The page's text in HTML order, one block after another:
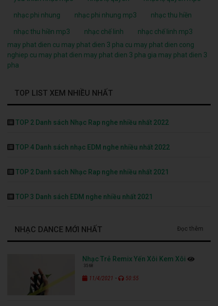
nhạc phi nhung nhạc phi nhung mp3 nhạc thu hiền
nhạc thu hiền mp3 nhạc chế linh
nhạc chế linh mp3
may phat dien cu may phat dien 3 pha cu may phat dien cong
nghiep cu may phat dien may phat dien 3 pha gia may phat dien 3
pha
TOP LIST XEM NHIỀU NHẤT
TOP 2 Danh sách Nhạc Rap nghe nhiều nhất 2022
TOP 4 Danh sách nhạc EDM nghe nhiều nhất 2022
TOP 2 Danh sách Nhạc Rap nghe nhiều nhất 2021
TOP 3 Danh sách EDM nghe nhiều nhất 2021
NHẠC DANCE MỚI NHẤT Đọc thêm
Nhạc Trẻ Remix Yến Xôi Kem Xôi
3568
11/4/2021 - 50:55